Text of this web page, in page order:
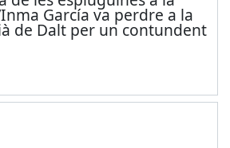
García va perdre a la
de Dalt per un contundent